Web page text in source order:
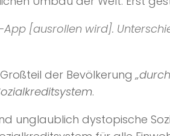
[ausrollen wird].
der Bevölkerung
.
unglaublich dystopische